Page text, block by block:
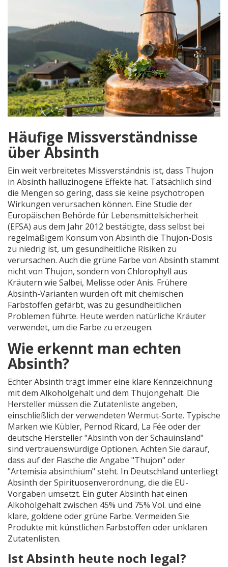
Häufige Missverständnisse
über Absinth
Ein weit verbreitetes Missverständnis ist, dass Thujon
in Absinth halluzinogene Effekte hat. Tatsächlich sind
die Mengen so gering, dass sie keine psychotropen
Wirkungen verursachen können. Eine Studie der
Europäischen Behörde für Lebensmittelsicherheit
(EFSA) aus dem Jahr 2012 bestätigte, dass selbst bei
regelmäßigem Konsum von Absinth die Thujon-Dosis
zu niedrig ist, um gesundheitliche Risiken zu
verursachen. Auch die grüne Farbe von Absinth stammt
nicht von Thujon, sondern von Chlorophyll aus
Kräutern wie Salbei, Melisse oder Anis. Frühere
Absinth-Varianten wurden oft mit chemischen
Farbstoffen gefärbt, was zu gesundheitlichen
Problemen führte. Heute werden natürliche Kräuter
verwendet, um die Farbe zu erzeugen.
Wie erkennt man echten
Absinth?
Echter Absinth trägt immer eine klare Kennzeichnung
mit dem Alkoholgehalt und dem Thujongehalt. Die
Hersteller müssen die Zutatenliste angeben,
einschließlich der verwendeten Wermut-Sorte. Typische
Marken wie Kübler, Pernod Ricard, La Fée oder der
deutsche Hersteller "Absinth von der Schauinsland"
sind vertrauenswürdige Optionen. Achten Sie darauf,
dass auf der Flasche die Angabe "Thujon" oder
"Artemisia absinthium" steht. In Deutschland unterliegt
Absinth der Spirituosenverordnung, die die EU-
Vorgaben umsetzt. Ein guter Absinth hat einen
Alkoholgehalt zwischen 45% und 75% Vol. und eine
klare, goldene oder grüne Farbe. Vermeiden Sie
Produkte mit künstlichen Farbstoffen oder unklaren
Zutatenlisten.
Ist Absinth heute noch legal?